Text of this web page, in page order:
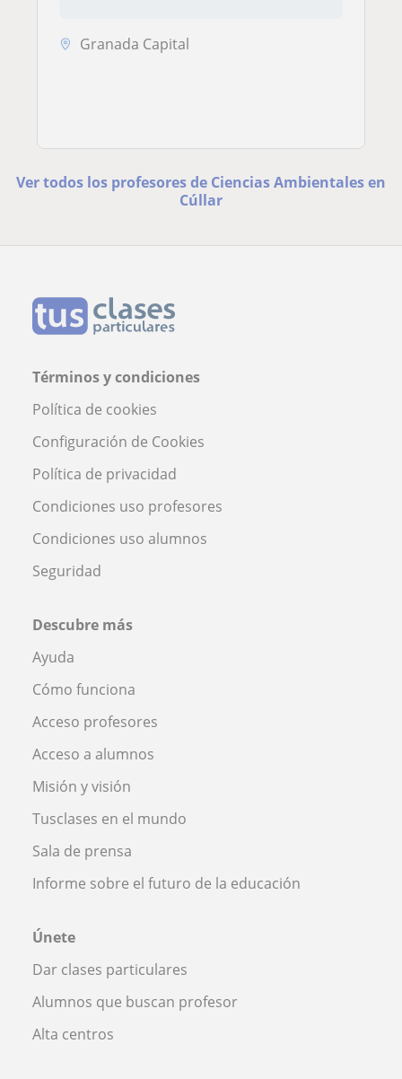
Granada Capital
Ver todos los profesores de Ciencias Ambientales en
Cúllar
Términos y condiciones
Política de cookies
Configuración de Cookies
Política de privacidad
Condiciones uso profesores
Condiciones uso alumnos
Seguridad
Descubre más
Ayuda
Cómo funciona
Acceso profesores
Acceso a alumnos
Misión y visión
Tusclases en el mundo
Sala de prensa
Informe sobre el futuro de la educación
Únete
Dar clases particulares
Alumnos que buscan profesor
Alta centros